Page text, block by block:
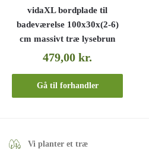
vidaXL bordplade til
badeværelse 100x30x(2-6)
cm massivt træ lysebrun
479,00kr.
Gå til forhandler
Vi planter et træ